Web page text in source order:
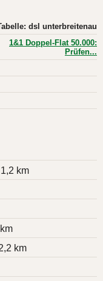
dsl unterbreitenau
1&1 Doppel-Flat 50.000:
Prüfen...
km
km